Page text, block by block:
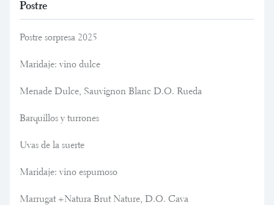
Postre
Postre sorpresa 2025
Maridaje: vino dulce
Menade Dulce, Sauvignon Blanc D.O. Rueda
Barquillos y turrones
Uvas de la suerte
Maridaje: vino espumoso
Marrugat +Natura Brut Nature, D.O. Cava